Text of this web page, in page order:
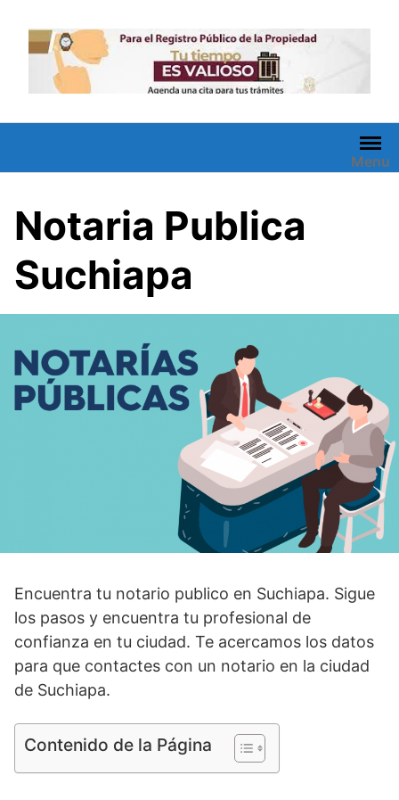
contenido
Menu
Notaria Publica
Suchiapa
Encuentra tu notario publico en Suchiapa. Sigue
los pasos y encuentra tu profesional de
confianza en tu ciudad. Te acercamos los datos
para que contactes con un notario en la ciudad
de Suchiapa.
Contenido de la Página